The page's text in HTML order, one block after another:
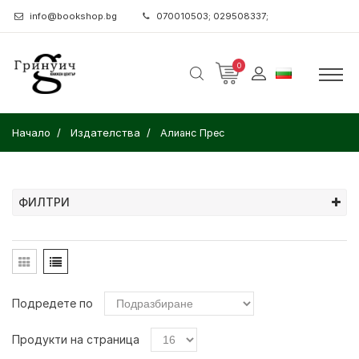
info@bookshop.bg 070010503; 029508337;
0
Начало Издателства Алианс Прес
ФИЛТРИ
Подредете по
Продукти на страница